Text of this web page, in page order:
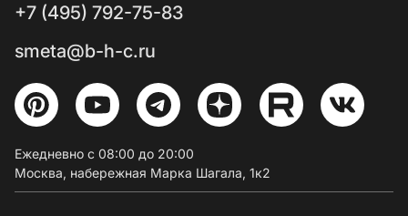
+7 (495) 792-75-83
smeta@b-h-c.ru
Ежедневно с 08:00 до 20:00
Москва, набережная Марка Шагала, 1к2